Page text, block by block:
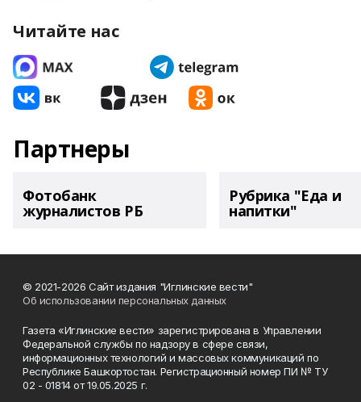
Читайте нас
Партнеры
Фотобанк
журналистов РБ
Рубрика "Еда и
напитки"
© 2021-2026 Сайт издания "Иглинские вести"
Об использовании персональных данных
Газета «Иглинские вести» зарегистрирована в Управлении
Федеральной службы по надзору в сфере связи,
информационных технологий и массовых коммуникаций по
Республике Башкортостан. Регистрационный номер ПИ № ТУ
02 - 01814 от 19.05.2025 г.